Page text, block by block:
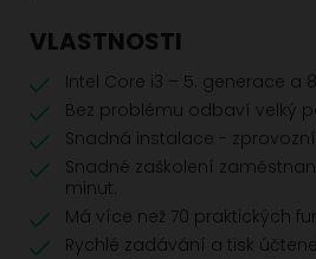
VLASTNOSTI
Intel Core i3 – 5. generace a
Bez problému odbaví velký
Snadná instalace -
Snadné zaškolení
minut.
Má více než 70 praktických
Rychlé zadávání a tisk